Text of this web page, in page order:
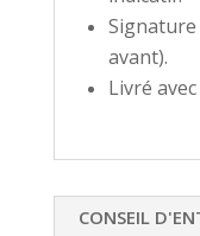
avant).
Livré
CONSEIL